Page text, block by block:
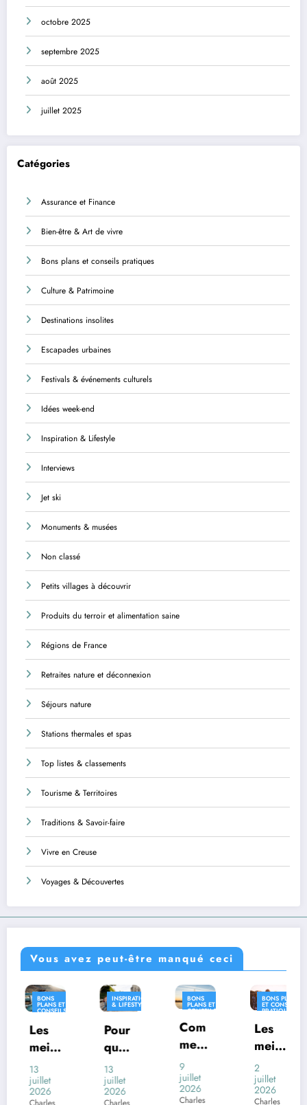
octobre 2025
septembre 2025
août 2025
juillet 2025
Catégories
Assurance et Finance
Bien-être & Art de vivre
Bons plans et conseils pratiques
Culture & Patrimoine
Destinations insolites
Escapades urbaines
Festivals & événements culturels
Idées week-end
Inspiration & Lifestyle
Interviews
Jet ski
Monuments & musées
Non classé
Petits villages à découvrir
Produits du terroir et alimentation saine
Régions de France
Retraites nature et déconnexion
Séjours nature
Stations thermales et spas
Top listes & classements
Tourisme & Territoires
Traditions & Savoir-faire
Vivre en Creuse
Voyages & Découvertes
Vous avez peut-être manqué ceci
INSPIRATION
& LIFESTYLE
Pour
quoi
certai
nes
com
13
juillet
2026
BONS
PLANS ET
CONSEILS
Com
ment
voya
ger
en
9
juillet
2026
Charles
BONS PLANS
ET CONSEILS
PRATIQUES
INSPIRATION
& LIFESTYLE
Les
meill
desti
natio
juillet
2026
Charles
& LIFESTYLE
Où
vivre
Franc
e
juin
2026